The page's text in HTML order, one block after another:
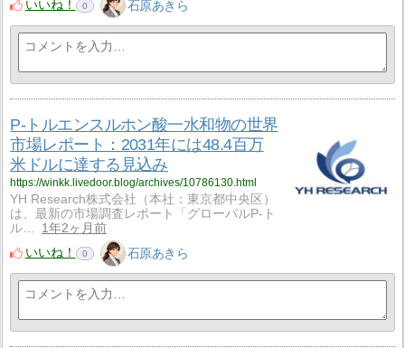
いいね！
0 石原あきら
P-トルエンスルホン酸一水和物の世界
市場レポート：2031年には48.4百万
米ドルに達する見込み
https://winkk.livedoor.blog/archives/10786130.html
YH Research株式会社（本社：東京都中央区）
は、最新の市場調査レポート「グローバルP-ト
ル…
1年2ヶ月前
いいね！
0 石原あきら